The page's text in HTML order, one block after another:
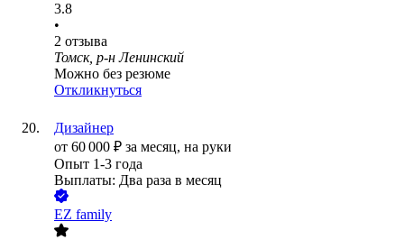
3.8
•
2 отзыва
Томск, р-н Ленинский
Можно без резюме
Откликнуться
Дизайнер
от 60 000 ₽ за месяц, на руки
Опыт 1-3 года
Выплаты: Два раза в месяц
EZ family